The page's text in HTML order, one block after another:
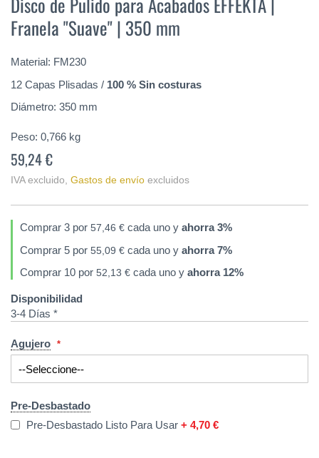
comienzo
de
la
de
imágenes
Franela "Suave" | 350 mm
Material: FM230
12 Capas Plisadas / 100 % Sin costuras
Diámetro: 350 mm
Peso: 0,766 kg
59,24 €
IVA excluido, Gastos de envío excluidos
Comprar 3 por 57,46 € cada uno y ahorra3%
Comprar 5 por 55,09 € cada uno y ahorra7%
Comprar 10 por 52,13 € cada uno y ahorra 12%
Disponibilidad
3-4 Días *
Agujero
Pre-Desbastado
Pre-Desbastado Listo Para Usar+4,70 €